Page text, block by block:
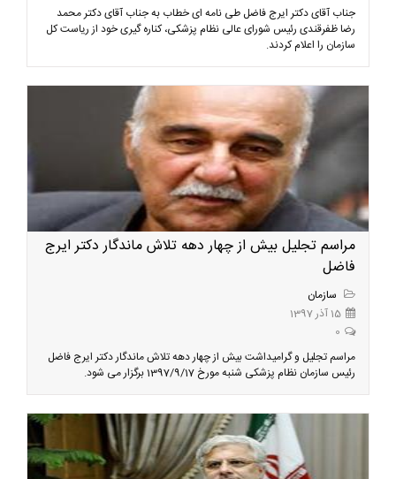
جناب آقای دکتر ایرج فاضل طی نامه ای خطاب به جناب آقای دکتر محمد
رضا ظفرقندی رئیس شورای عالی نظام پزشکی، کناره گیری خود از ریاست کل
سازمان را اعلام کردند.
مراسم تجلیل بیش از چهار دهه تلاش ماندگار دکتر ایرج
فاضل
سازمان
15 آذر 1397
0
مراسم تجلیل و گرامیداشت بیش از چهار دهه تلاش ماندگار دکتر ایرج فاضل
رئیس سازمان نظام پزشکی شنبه مورخ 1397/9/17 برگزار می شود.